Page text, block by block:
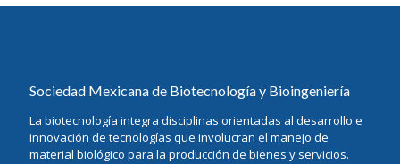
Sociedad Mexicana de Biotecnología y Bioingeniería
La biotecnología integra disciplinas orientadas al desarrollo e
innovación de tecnologías que involucran el manejo de
material biológico para la producción de bienes y servicios.